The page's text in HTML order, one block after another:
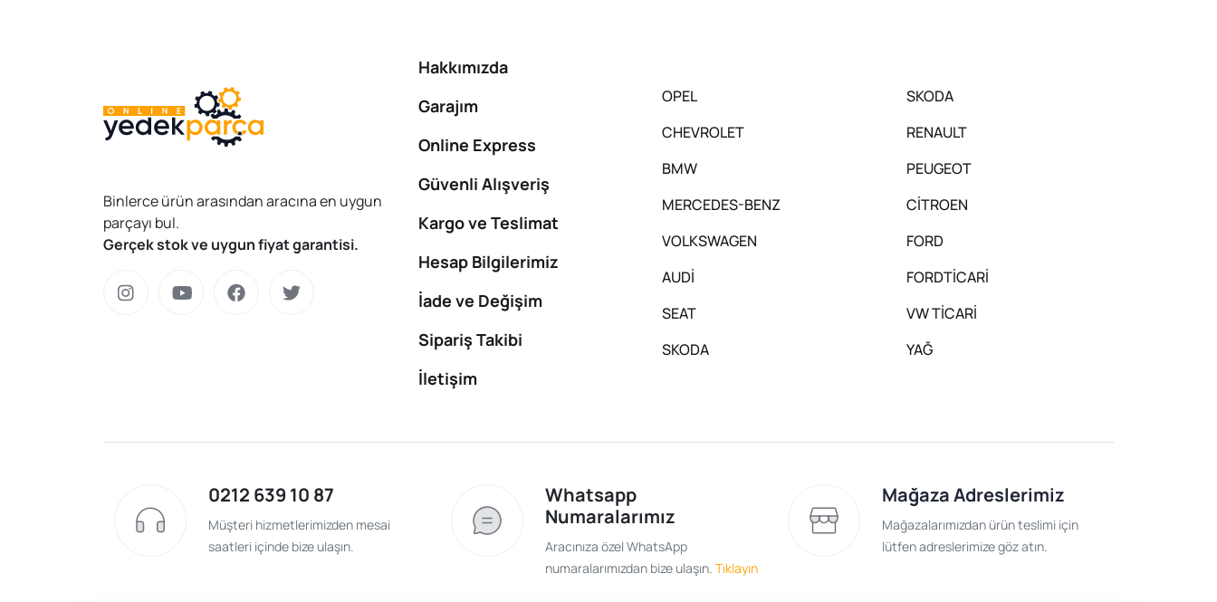
Binlerce ürün arasından aracına en uygun
parçayı bul.
Gerçek stok ve uygun fiyat garantisi.
Hakkımızda
Garajım
Online Express
Güvenli Alışveriş
Kargo ve Teslimat
Hesap Bilgilerimiz
İade ve Değişim
Sipariş Takibi
İletişim
OPEL
CHEVROLET
BMW
MERCEDES-BENZ
VOLKSWAGEN
AUDİ
SEAT
SKODA
SKODA
RENAULT
PEUGEOT
CİTROEN
FORD
FORDTİCARİ
VW TİCARİ
YAĞ
0212 639 10 87
Müşteri hizmetlerimizden mesai
saatleri içinde bize ulaşın.
Whatsapp
Numaralarımız
Aracınıza özel WhatsApp
numaralarımızdan bize ulaşın. Tıklayın
Mağaza Adreslerimiz
Mağazalarımızdan ürün teslimi için
lütfen adreslerimize göz atın.